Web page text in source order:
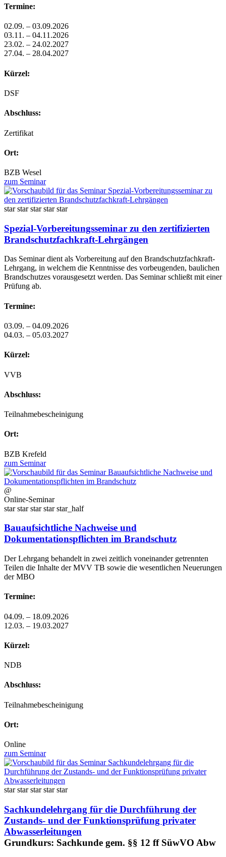
Termine:
02.09. – 03.09.2026
03.11. – 04.11.2026
23.02. – 24.02.2027
27.04. – 28.04.2027
Kürzel:
DSF
Abschluss:
Zertifikat
Ort:
BZB Wesel
zum Seminar
star star star star star
Spezial-Vorbereitungsseminar zu den zertifizierten
Brandschutzfachkraft-Lehrgängen
Das Seminar dient als Vorbereitung auf den Brandschutzfachkraft-
Lehrgang, in welchem die Kenntnisse des vorbeugenden, baulichen
Brandschutzes vorausgesetzt werden. Das Seminar schließt mit einer
Prüfung ab.
Termine:
03.09. – 04.09.2026
04.03. – 05.03.2027
Kürzel:
VVB
Abschluss:
Teilnahmebescheinigung
Ort:
BZB Krefeld
zum Seminar
@
Online-Seminar
star star star star star_half
Bauaufsichtliche Nachweise und
Dokumentationspflichten im Brandschutz
Der Lehrgang behandelt in zwei zeitlich voneinander getrennten
Teilen die Inhalte der MVV TB sowie die wesentlichen Neuerungen
der MBO
Termine:
04.09. – 18.09.2026
12.03. – 19.03.2027
Kürzel:
NDB
Abschluss:
Teilnahmebescheinigung
Ort:
Online
zum Seminar
star star star star star
Sachkundelehrgang für die Durchführung der
Zustands- und der Funktionsprüfung privater
Abwasserleitungen
Grundkurs: Sachkunde gem. §§ 12 ff SüwVO Abw